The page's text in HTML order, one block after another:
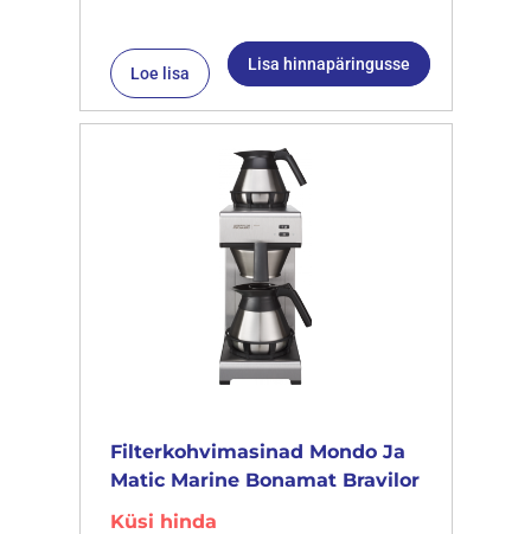
Loe lisa Lisa hinnapäringusse
Filterkohvimasinad Mondo Ja
Matic Marine Bonamat Bravilor
Küsi hinda